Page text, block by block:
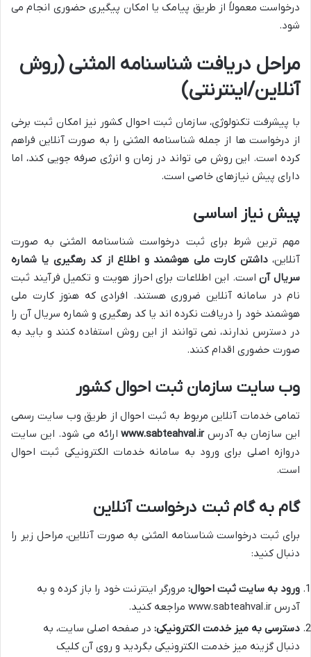
درخواست معمولاً از طریق پیامک یا امکان پیگیری حضوری انجام می
شود.
مراحل دریافت شناسنامه المثنی (روش
آنلاین/اینترنتی)
با پیشرفت تکنولوژی، سازمان ثبت احوال کشور نیز امکان ثبت برخی
از درخواست ها از جمله شناسنامه المثنی را به صورت آنلاین فراهم
کرده است. این روش می تواند در زمان و انرژی صرفه جویی کند، اما
دارای پیش نیازهای خاصی است.
پیش نیاز اساسی
مهم ترین شرط برای ثبت درخواست شناسنامه المثنی به صورت
آنلاین،داشتن کارت ملی هوشمند و اطلاع از کد رهگیری یا شماره
سریال آناست. این اطلاعات برای احراز هویت و تکمیل فرآیند ثبت
نام در سامانه آنلاین ضروری هستند. افرادی که هنوز کارت ملی
هوشمند خود را دریافت نکرده اند یا کد رهگیری و شماره سریال آن را
در دسترس ندارند، نمی توانند از این روش استفاده کنند و باید به
صورت حضوری اقدام کنند.
وب سایت سازمان ثبت احوال کشور
تمامی خدمات آنلاین مربوط به ثبت احوال از طریق وب سایت رسمی
این سازمان به آدرسwww.sabteahval.irارائه می شود. این سایت
دروازه اصلی برای ورود به سامانه خدمات الکترونیکی ثبت احوال
است.
گام به گام ثبت درخواست آنلاین
برای ثبت درخواست شناسنامه المثنی به صورت آنلاین، مراحل زیر را
دنبال کنید:
ورود به سایت ثبت احوال: مرورگر اینترنت خود را باز کرده و به
آدرس www.sabteahval.ir مراجعه کنید.
دسترسی به میز خدمت الکترونیکی: در صفحه اصلی سایت، به
دنبال گزینه میز خدمت الکترونیکی بگردید و روی آن کلیک